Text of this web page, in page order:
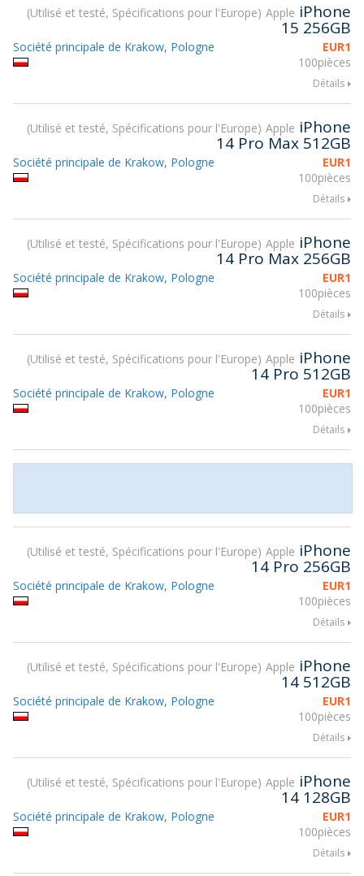
Utilisé et testé, Spécifications pour l'Europe Apple iPhone
15 256GB
EUR1
100pièces
Société principale de Krakow, Pologne
Détails
Utilisé et testé, Spécifications pour l'Europe Apple iPhone
14 Pro Max 512GB
EUR1
100pièces
Société principale de Krakow, Pologne
Détails
Utilisé et testé, Spécifications pour l'Europe Apple iPhone
14 Pro Max 256GB
EUR1
100pièces
Société principale de Krakow, Pologne
Détails
Utilisé et testé, Spécifications pour l'Europe Apple iPhone
14 Pro 512GB
EUR1
100pièces
Société principale de Krakow, Pologne
Détails
Utilisé et testé, Spécifications pour l'Europe Apple iPhone
14 Pro 256GB
EUR1
100pièces
Société principale de Krakow, Pologne
Détails
Utilisé et testé, Spécifications pour l'Europe Apple iPhone
14 512GB
EUR1
100pièces
Société principale de Krakow, Pologne
Détails
Utilisé et testé, Spécifications pour l'Europe Apple iPhone
14 128GB
EUR1
100pièces
Société principale de Krakow, Pologne
Détails